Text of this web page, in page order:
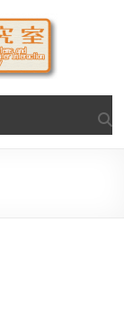
室
学専攻 / 大阪府
研究科 情報数理